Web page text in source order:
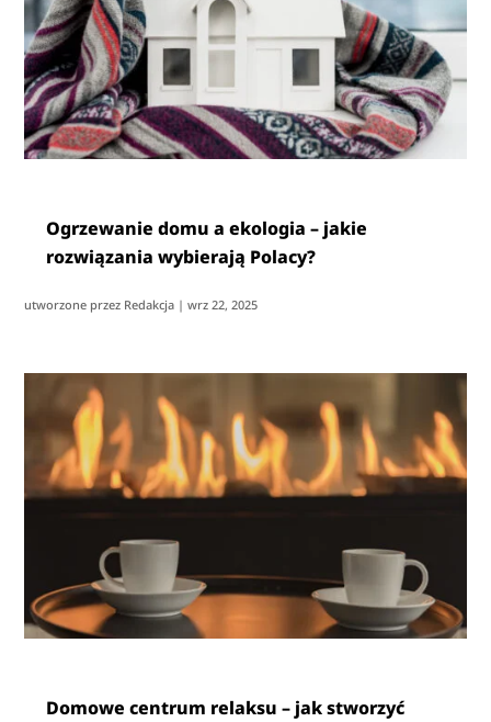
Ogrzewanie domu a ekologia – jakie
rozwiązania wybierają Polacy?
utworzone przez Redakcja |wrz 22, 2025
Domowe centrum relaksu – jak stworzyć